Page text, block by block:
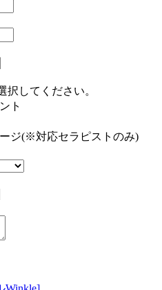
択してください。
ト
ジ(※対応セラピストのみ)